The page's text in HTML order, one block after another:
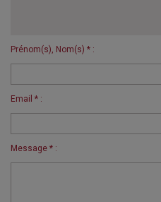
Prénom(s), Nom(s) * :
Email * :
Message * :